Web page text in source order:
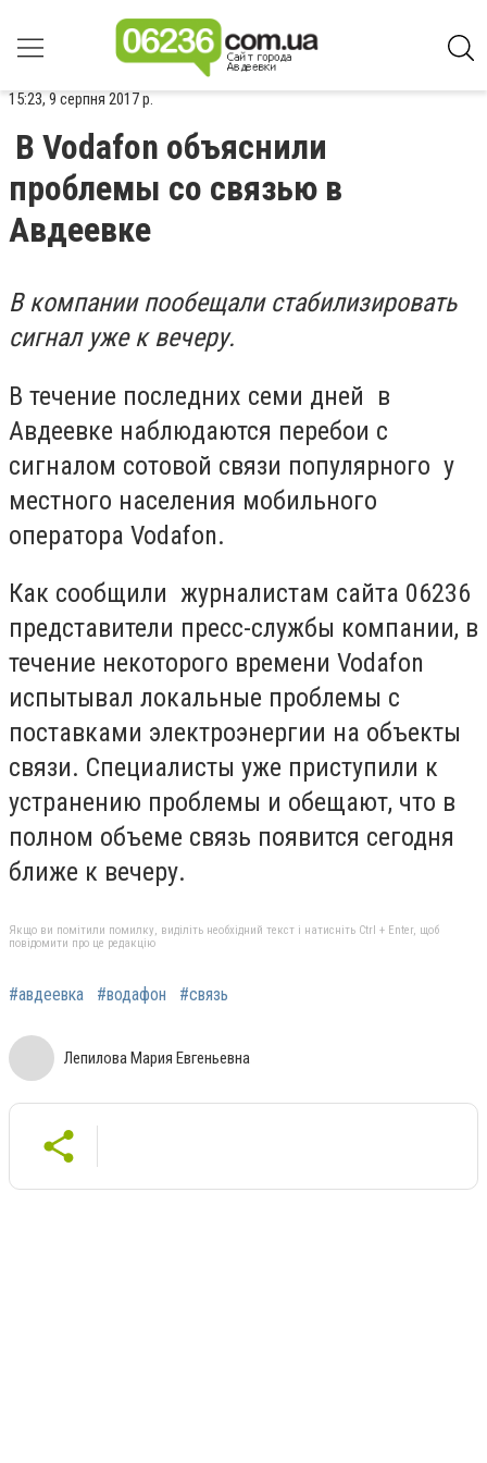
15:23, 9 серпня 2017 р.
В Vodafon объяснили
проблемы со связью в
Авдеевке
В компании пообещали стабилизировать
сигнал уже к вечеру.
В течение последних семи дней в
Авдеевке наблюдаются перебои с
сигналом сотовой связи популярного у
местного населения мобильного
оператора Vodafon.
Как сообщили журналистам сайта 06236
представители пресс-службы компании, в
течение некоторого времени Vodafon
испытывал локальные проблемы с
поставками электроэнергии на объекты
связи. Специалисты уже приступили к
устранению проблемы и обещают, что в
полном объеме связь появится сегодня
ближе к вечеру.
Якщо ви помітили помилку, виділіть необхідний текст і натисніть Ctrl + Enter, щоб
повідомити про це редакцію
#авдеевка #водафон #связь
Лепилова Мария Евгеньевна